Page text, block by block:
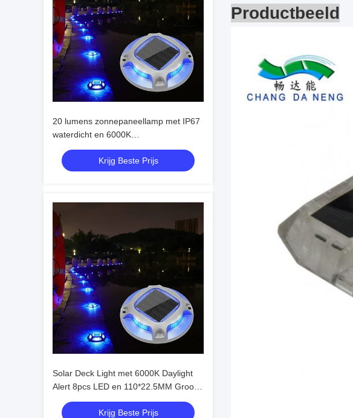
20 lumens zonnepaneellamp met IP67
waterdicht en 6000K
daglichtwaarschuwing voor
buitengebruikKrijg Beste Prijs
Solar Deck Light met 6000K Daylight
Alert 8pcs LED en 110*22.5MM Grootte
voor buitengebruik
Krijg Beste Prijs
Productbeeld